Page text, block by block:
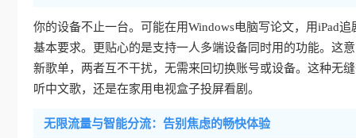
你的设备不止一台。可能在用Windows电脑写论文，用iPad
基本要求。更贴心的是支持一人多端设备同时用的功能。这
新歌单，两者互不干扰，无需来回切换账号或设备。这种无
听中文歌，还是在家用电视盒子投屏看剧。
无限流量与智能分流：告别焦虑的畅快体验